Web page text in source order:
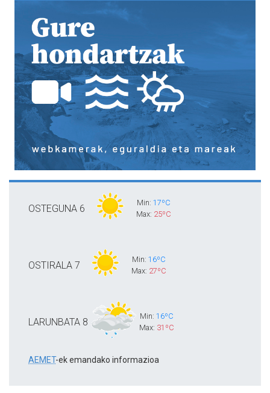
OSTEGUNA 6
Min: 17ºC
Max: 25ºC
OSTIRALA 7
Min: 16ºC
Max: 27ºC
LARUNBATA 8
Min: 16ºC
Max: 31ºC
AEMET-ek emandako informazioa